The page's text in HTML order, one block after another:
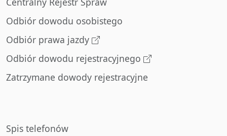
Odbiór dowodu osobistego
Odbiór prawa jazdy
Odbiór dowodu rejestracyjnego
Zatrzymane dowody rejestracyjne
Spis telefonów